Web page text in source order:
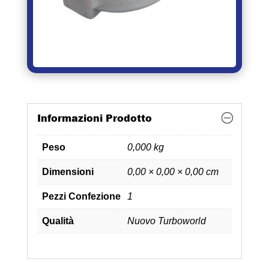
Informazioni Prodotto
Peso 0,000 kg
Dimensioni 0,00 × 0,00 × 0,00 cm
Pezzi Confezione 1
Qualità Nuovo Turboworld